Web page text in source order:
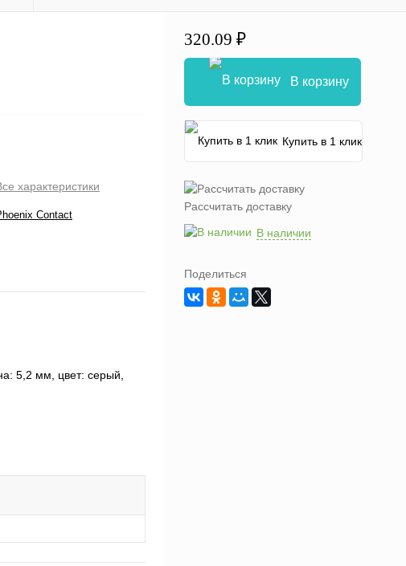
характеристики
Contact
5,2 мм, цвет: cерый,
320.09 ₽
В корзину
Купить в 1 клик
Рассчитать доставку
В наличии
Поделиться